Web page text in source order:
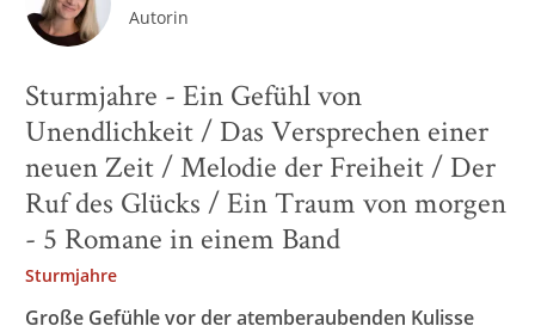
Autorin
Sturmjahre - Ein Gefühl von
Unendlichkeit / Das Versprechen einer
neuen Zeit / Melodie der Freiheit / Der
Ruf des Glücks / Ein Traum von morgen
- 5 Romane in einem Band
Sturmjahre
Große Gefühle vor der atemberaubenden Kulisse